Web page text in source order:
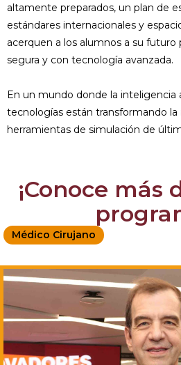
altamente preparados, un plan de
estándares internacionales y
acerquen a los alumnos a su futuro
segura y con tecnología avanzada.
En un mundo donde la inteligencia
tecnologías están transformando la
herramientas de simulación de
¡Conoce más
Médico Cirujano